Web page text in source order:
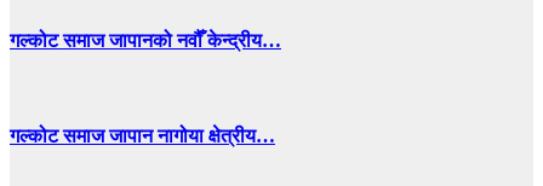
गल्कोट समाज जापानको नवौँ केन्द्रीय…
गल्कोट समाज जापान नागोया क्षेत्रीय…